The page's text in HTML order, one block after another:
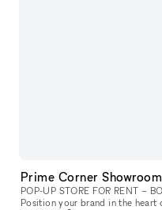
Prime Corner
POP-UP STORE FOR RENT –
Position your brand in the